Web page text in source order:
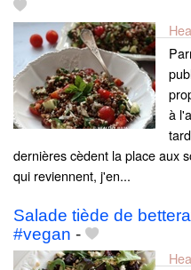
à
dernières cèdent la place aux
qui reviennent, j'en...
Salade tiède de
#vegan -